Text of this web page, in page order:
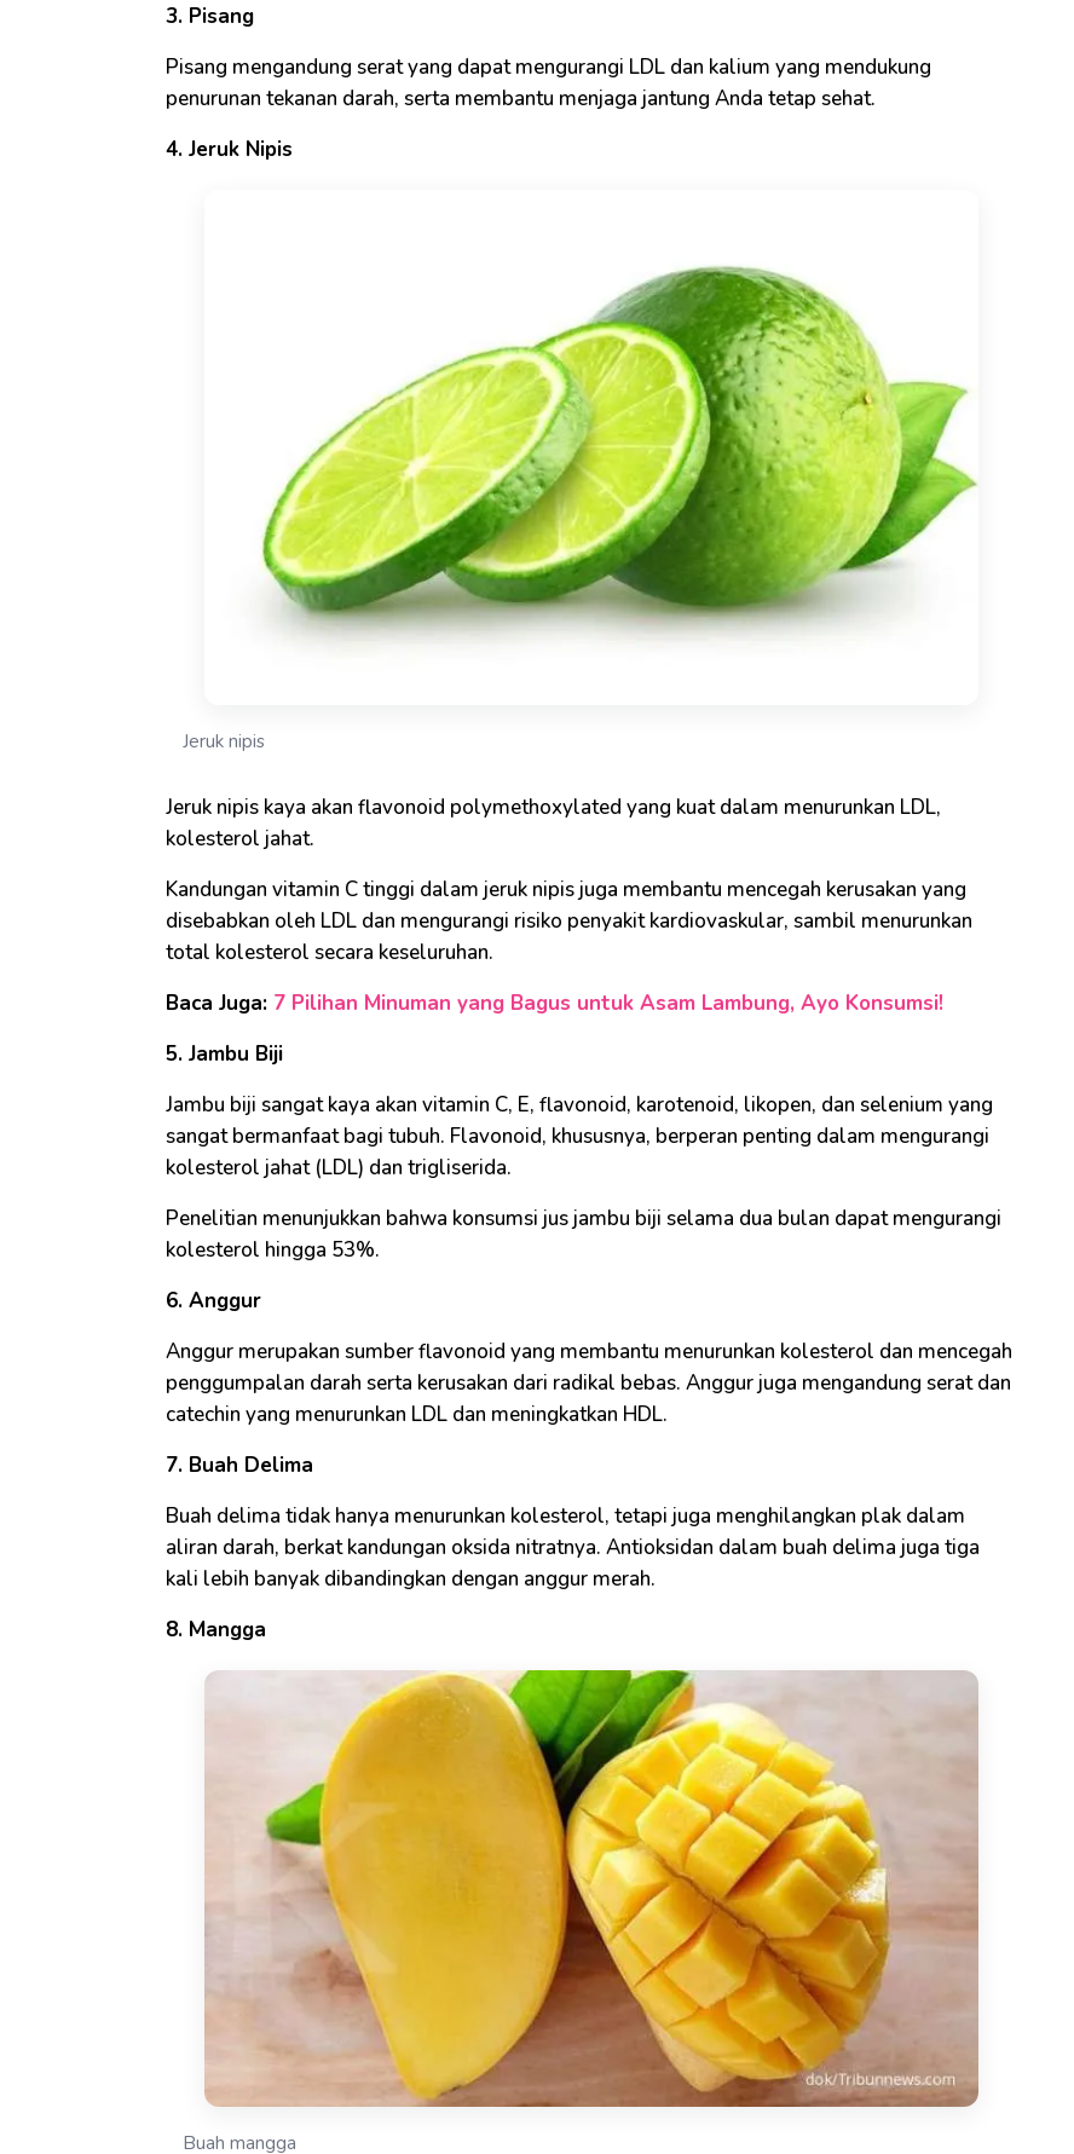
3. Pisang
Pisang mengandung serat yang dapat mengurangi LDL dan kalium yang mendukung
penurunan tekanan darah, serta membantu menjaga jantung Anda tetap sehat.
4. Jeruk Nipis
Jeruk nipis
Jeruk nipis kaya akan flavonoid polymethoxylated yang kuat dalam menurunkan LDL,
kolesterol jahat.
Kandungan vitamin C tinggi dalam jeruk nipis juga membantu mencegah kerusakan yang
disebabkan oleh LDL dan mengurangi risiko penyakit kardiovaskular, sambil menurunkan
total kolesterol secara keseluruhan.
Baca Juga: 7 Pilihan Minuman yang Bagus untuk Asam Lambung, Ayo Konsumsi!
5. Jambu Biji
Jambu biji sangat kaya akan vitamin C, E, flavonoid, karotenoid, likopen, dan selenium yang
sangat bermanfaat bagi tubuh. Flavonoid, khususnya, berperan penting dalam mengurangi
kolesterol jahat (LDL) dan trigliserida.
Penelitian menunjukkan bahwa konsumsi jus jambu biji selama dua bulan dapat mengurangi
kolesterol hingga 53%.
6. Anggur
Anggur merupakan sumber flavonoid yang membantu menurunkan kolesterol dan mencegah
penggumpalan darah serta kerusakan dari radikal bebas. Anggur juga mengandung serat dan
catechin yang menurunkan LDL dan meningkatkan HDL.
7. Buah Delima
Buah delima tidak hanya menurunkan kolesterol, tetapi juga menghilangkan plak dalam
aliran darah, berkat kandungan oksida nitratnya. Antioksidan dalam buah delima juga tiga
kali lebih banyak dibandingkan dengan anggur merah.
8. Mangga
Buah mangga